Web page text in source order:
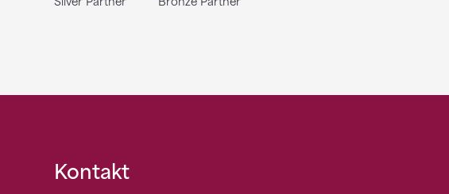
Fusszeile
Kontakt